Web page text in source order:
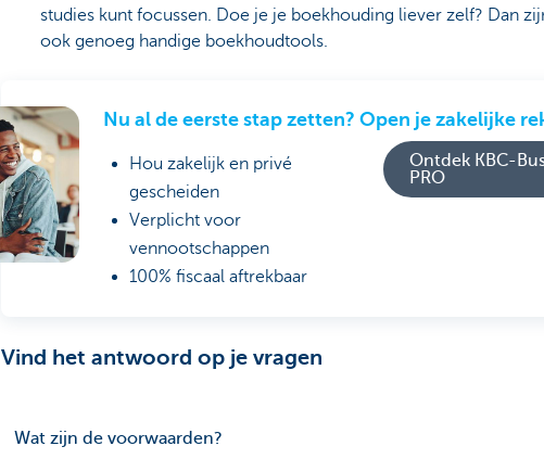
studies kunt focussen. Doe je je boekhouding liever zelf? Dan
ook genoeg handige boekhoudtools.
Nu al de eerste stap zetten? Open je zakelijke
Hou zakelijk en privé
gescheiden
Verplicht voor
vennootschappen
100% fiscaal aftrekbaar
Ontdek KBC-
PRO
Vind het antwoord op je vragen
Wat zijn de voorwaarden?